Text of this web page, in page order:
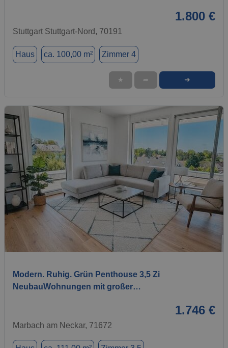
1.800 €
Stuttgart Stuttgart-Nord, 70191
Haus ca. 100,00 m² Zimmer 4
★ ➦ ➜
Modern. Ruhig. Grün Penthouse 3,5 Zi
NeubauWohnungen mit großer…
1.746 €
Marbach am Neckar, 71672